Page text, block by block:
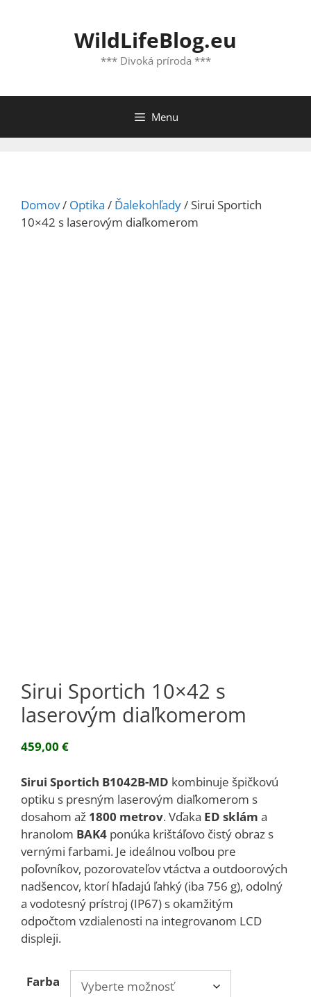
WildLifeBlog.eu
*** Divoká príroda ***
Menu
Domov/ Optika / Ďalekohľady/ Sirui Sportich
10×42 s laserovým diaľkomerom
Sirui Sportich 10×42 s
laserovým diaľkomerom
459,00 €
Sirui Sportich B1042B-MD kombinuje špičkovú
optiku s presným laserovým diaľkomerom s
dosahom až 1800 metrov.Vďaka ED sklám a
hranolom BAK4 ponúka krištáľovo čistý obraz s
vernými farbami. Je ideálnou voľbou pre
poľovníkov, pozorovateľov vtáctva a outdoorových
nadšencov, ktorí hľadajú ľahký (iba 756 g), odolný
a vodotesný prístroj (IP67) s okamžitým
odpočtom vzdialenosti na integrovanom LCD
displeji.
Farba